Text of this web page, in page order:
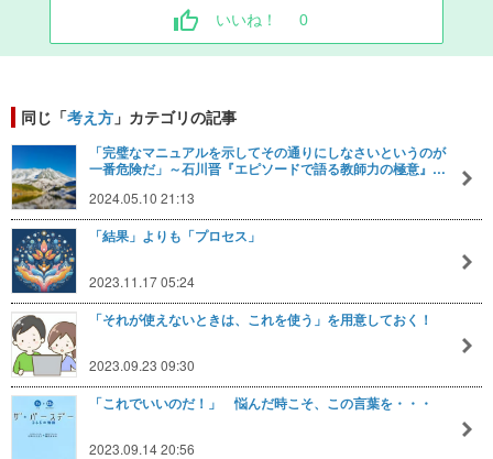
いいね！ 0
同じ「考え方 」カテゴリの記事
「完璧なマニュアルを示してその通りにしなさいというのが
一番危険だ」～石川晋『エピソードで語る教師力の極意』…
2024.05.10 21:13
「結果」よりも「プロセス」
2023.11.17 05:24
「それが使えないときは、これを使う」を用意しておく！
2023.09.23 09:30
「これでいいのだ！」 悩んだ時こそ、この言葉を・・・
2023.09.14 20:56